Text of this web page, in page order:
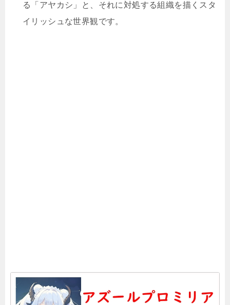
る「アヤカシ」と、それに対処する組織を描くスタ
イリッシュな世界観です。